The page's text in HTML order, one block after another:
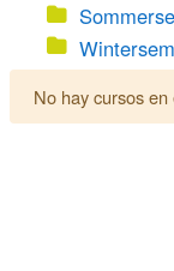
No hay cursos